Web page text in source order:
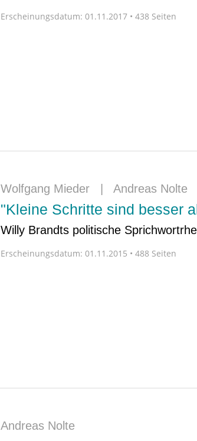
Erscheinungsdatum: 01.11.2017 • 438 Seiten
Wolfgang Mieder Andreas Nolte
"Kleine Schritte sind besser
Willy Brandts politische
Erscheinungsdatum: 01.11.2015 • 488 Seiten
Andreas Nolte